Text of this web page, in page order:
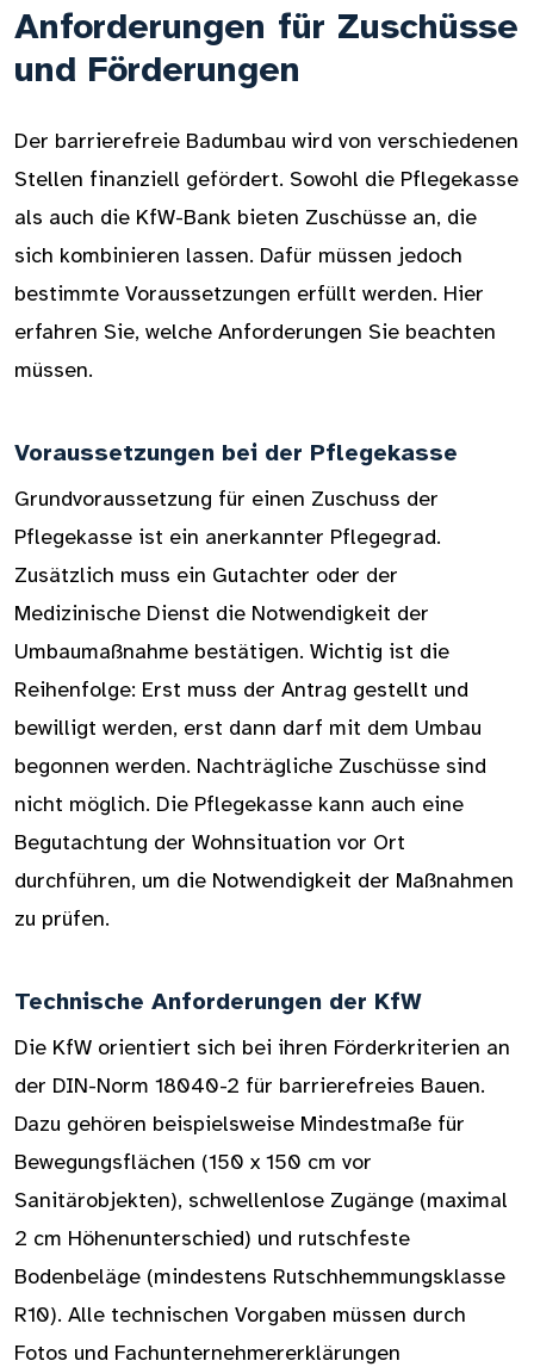
Anforderungen für Zuschüsse
und Förderungen
Der barrierefreie Badumbau wird von verschiedenen
Stellen finanziell gefördert. Sowohl die Pflegekasse
als auch die KfW-Bank bieten Zuschüsse an, die
sich kombinieren lassen. Dafür müssen jedoch
bestimmte Voraussetzungen erfüllt werden. Hier
erfahren Sie, welche Anforderungen Sie beachten
müssen.
Voraussetzungen bei der Pflegekasse
Grundvoraussetzung für einen Zuschuss der
Pflegekasse ist ein anerkannter Pflegegrad.
Zusätzlich muss ein Gutachter oder der
Medizinische Dienst die Notwendigkeit der
Umbaumaßnahme bestätigen. Wichtig ist die
Reihenfolge: Erst muss der Antrag gestellt und
bewilligt werden, erst dann darf mit dem Umbau
begonnen werden. Nachträgliche Zuschüsse sind
nicht möglich. Die Pflegekasse kann auch eine
Begutachtung der Wohnsituation vor Ort
durchführen, um die Notwendigkeit der Maßnahmen
zu prüfen.
Technische Anforderungen der KfW
Die KfW orientiert sich bei ihren Förderkriterien an
der DIN-Norm 18040-2 für barrierefreies Bauen.
Dazu gehören beispielsweise Mindestmaße für
Bewegungsflächen (150 x 150 cm vor
Sanitärobjekten), schwellenlose Zugänge (maximal
2 cm Höhenunterschied) und rutschfeste
Bodenbeläge (mindestens Rutschhemmungsklasse
R10). Alle technischen Vorgaben müssen durch
Fotos und Fachunternehmererklärungen